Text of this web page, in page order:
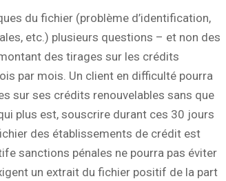
du fichier (problème d’identification,
etc.) plusieurs questions – et non des
des tirages sur les crédits
par mois. Un client en difficulté pourra
sur ses crédits renouvelables sans que
plus est, souscrire durant ces 30 jours
des établissements de crédit est
sanctions pénales ne pourra pas éviter
un extrait du fichier positif de la part